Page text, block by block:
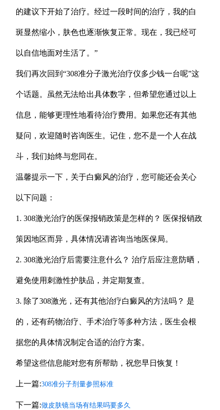
的建议下开始了治疗。经过一段时间的治疗，我的白
斑显然缩小，肤色也逐渐恢复正常。现在，我已经可
以自信地面对生活了。”
我们再次回到“308准分子激光治疗仪多少钱一台呢”这
个话题。虽然无法给出具体数字，但希望您通过以上
信息，能够更理性地看待治疗费用。如果您还有其他
疑问，欢迎随时咨询医生。记住，您不是一个人在战
斗，我们始终与您同在。
温馨提示一下，关于白癜风的治疗，您可能还会关心
以下问题：
1. 308激光治疗的医保报销政策是怎样的？ 医保报销政
策因地区而异，具体情况请咨询当地医保局。
2. 308激光治疗后需要注意什么？ 治疗后应注意防晒，
避免使用刺激性护肤品，并定期复查。
3. 除了308激光，还有其他治疗白癜风的方法吗？ 是
的，还有药物治疗、手术治疗等多种方法，医生会根
据您的具体情况制定合适的治疗方案。
希望这些信息能对您有所帮助，祝您早日恢复！
上一篇:308准分子剂量参照标准
下一篇:做皮肤镜当场有结果吗要多久